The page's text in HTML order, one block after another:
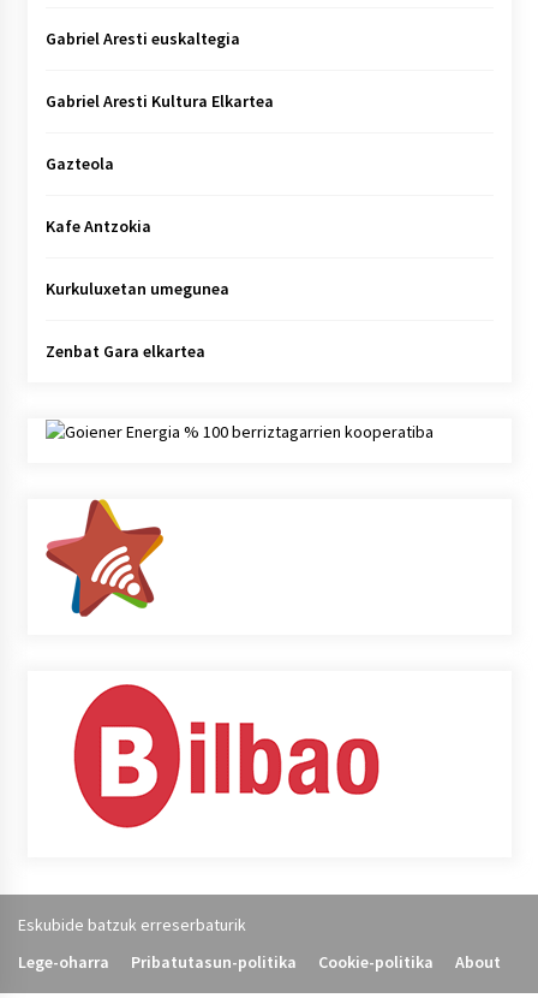
Gabriel Aresti euskaltegia
Gabriel Aresti Kultura Elkartea
Gazteola
Kafe Antzokia
Kurkuluxetan umegunea
Zenbat Gara elkartea
Eskubide batzuk erreserbaturik
Lege-oharra
Pribatutasun-politika Cookie-politika About